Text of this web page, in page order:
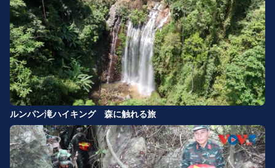
ルンパン滝ハイキング 森に触れる旅